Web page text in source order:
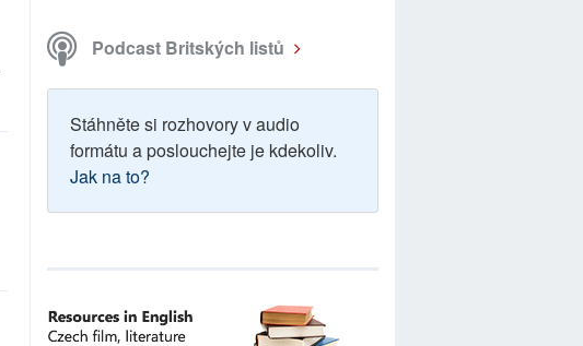
Podcast Britských listů
Stáhněte si rozhovory v audio
formátu a poslouchejte je kdekoliv.
Jak na to?